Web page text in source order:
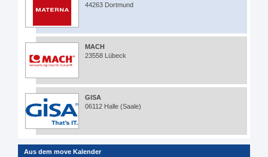
44263 Dortmund
MACH
23558 Lübeck
GISA
06112 Halle (Saale)
Aus dem move Kalender